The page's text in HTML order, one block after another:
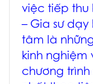
việc tiếp thu
– Gia sư dạy
tâm là
kinh nghiệm
chương